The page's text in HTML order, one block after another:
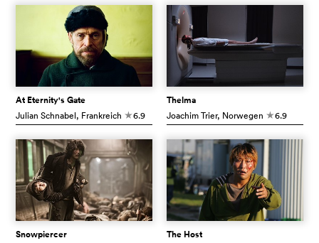
At Eternity's Gate
Julian Schnabel, Frankreich c6.9
Thelma
Joachim Trier, Norwegen c6.9
Snowpiercer The Host